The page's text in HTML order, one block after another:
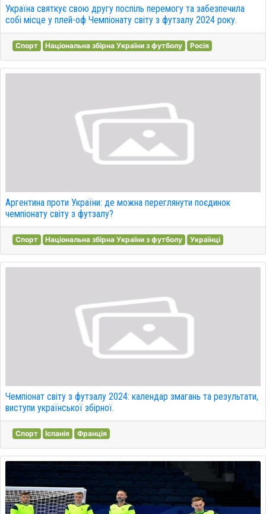
Україна святкує свою другу поспіль перемогу та забезпечила
собі місце у плей-оф Чемпіонату світу з футзалу 2024 року.
Спорт Національна збірна України з футболу Росія
Аргентина проти України: де можна переглянути поєдинок
чемпіонату світу з футзалу?
Спорт Національна збірна України з футболу Українці
Чемпіонат світу з футзалу 2024: календар змагань та результати,
виступи української збірної.
Спорт Іспанія Франція